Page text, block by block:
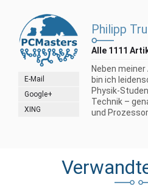
E-Mail
Google+
XING
Philipp
Alle 1111
Neben
bin ich
Physik-
Technik –
und